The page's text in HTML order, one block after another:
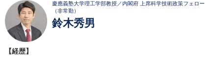
慶應義塾大学理工学部教授／内閣府 上席科学技術政策フェロー
（非常勤）
鈴木秀男
【経歴】